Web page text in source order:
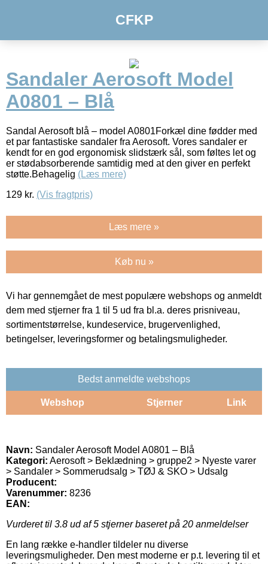
CFKP
Sandaler Aerosoft Model
A0801 – Blå
Sandal Aerosoft blå – model A0801Forkæl dine fødder med
et par fantastiske sandaler fra Aerosoft. Vores sandaler er
kendt for en god ergonomisk slidstærk sål, som føltes let og
er stødabsorberende samtidig med at den giver en perfekt
støtte.Behagelig (Læs mere)
129 kr. (Vis fragtpris)
Læs mere »
Køb nu »
Vi har gennemgået de mest populære webshops og anmeldt
dem med stjerner fra 1 til 5 ud fra bl.a. deres prisniveau,
sortimentstørrelse, kundeservice, brugervenlighed,
betingelser, leveringsformer og betalingsmuligheder.
Bedst anmeldte webshops
Webshop Stjerner Link
Navn: Sandaler Aerosoft Model A0801 – Blå
Kategori: Aerosoft > Beklædning > gruppe2 > Nyeste varer
> Sandaler > Sommerudsalg > TØJ & SKO > Udsalg
Producent:
Varenummer: 8236
EAN:
Vurderet til 3.8 ud af 5 stjerner baseret på 20 anmeldelser
En lang række e-handler tildeler nu diverse
leveringsmuligheder. Den mest moderne er p.t. levering til et